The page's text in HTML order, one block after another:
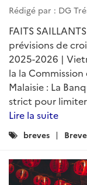
Rédigé par : DG
FAITS
prévisions de
2025-2026 |
la la
Malaisie : La
strict pour
Lire la suite
Catégories
breves